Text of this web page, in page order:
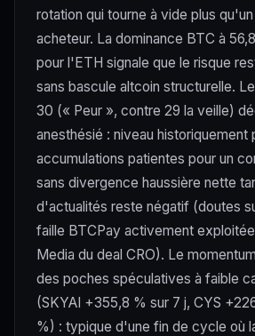
rotation qui tourne à vide plus
acheteur. La dominance BTC à
pour l'ETH signale que le risque
sans bascule altcoin structurelle.
30 (« Peur », contre 29 la veille)
anesthésié : niveau historiquement
accumulations patientes pour un
sans divergence haussière nette
d'actualités reste négatif (doutes
faille BTCPay activement
Media du deal CRO). Le
des poches spéculatives à faible
(SKYAI +355,8 % sur 7 j, CYS
%) : typique d'une fin de cycle où